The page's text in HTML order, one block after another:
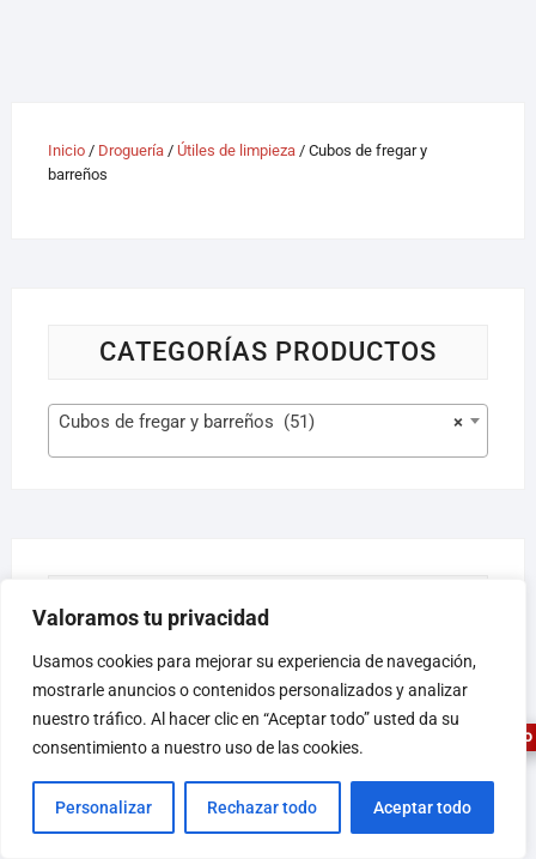
Valoramos tu privacidad
Usamos cookies para mejorar su experiencia de navegación,
mostrarle anuncios o contenidos personalizados y analizar
nuestro tráfico. Al hacer clic en “Aceptar todo” usted da su
consentimiento a nuestro uso de las cookies.
Personalizar Rechazar todo Aceptar todo
Inicio/ Droguería/ Útiles de limpieza/ Cubos de fregar y
barreños
CATEGORÍAS PRODUCTOS
×
Cubos de fregar y barreños (51)
FILTER BY PRICE
Filtrar ASESOR FERRETERO